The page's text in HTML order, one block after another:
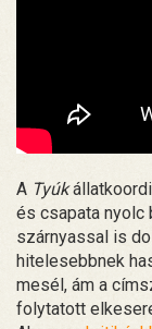
A Tyúk
és csapata nyolc
szárnyassal is
hitelesebbnek
mesél, ám a
folytatott